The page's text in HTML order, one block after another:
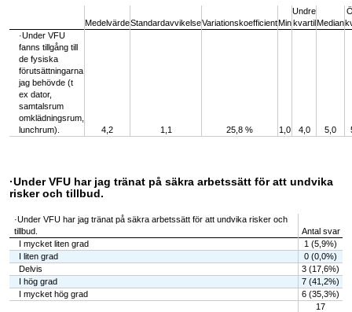
MedelvärdeStandardavvikelseVariationskoefficientMin
Undre
kvartilMedian
·Under VFU
fanns tillgång till
de fysiska
förutsättningarna
jag behövde (t
ex dator,
samtalsrum
omklädningsrum,
lunchrum).
4,2 1,1 25,8 % 1,0 4,0 5,0
·Under VFU har jag tränat på säkra arbetssätt för att undvika
risker och tillbud.
·Under VFU har jag tränat på säkra arbetssätt för att undvika risker och
tillbud.
Antal svar
I mycket liten grad
1 (5,9%)
I liten grad
0 (0,0%)
Delvis
3 (17,6%)
I hög grad
7 (41,2%)
I mycket hög grad
6 (35,3%)
17